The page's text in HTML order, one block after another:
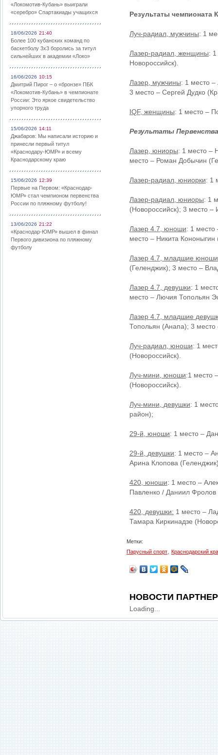
«Локомотив-Кубань» выиграли
«серебро» Спартакиады учащихся
18/06/2026 21:40
Более 100 кубанских команд по
баскетболу 3х3 боролись за титул
сильнейших в академии «Локо»
16/06/2026 10:15
Дмитрий Пирог – о «бронзе» ПБК
«Локомотив-Кубань» в чемпионате
России: Это яркое свидетельство
упорного труда
15/06/2026 14:11
Джабаров: Мы написали историю и
принесли первый титул
«Краснодару-ЮМР» и всему
Краснодарскому краю
15/06/2026 12:39
Первые на Первом: «Краснодар-
ЮМР» стал чемпионом первенства
России по пляжному футболу!
13/06/2026 21:22
«Краснодар-ЮМР» вышел в финал
Первого дивизиона по пляжному
футболу
Результаты чемпионата
Луч-радиал, мужчины: 1
Лазер-радиал, женщины:
Новороссийск).
Лазер, мужчины: 1 место –
3 место – Сергей Дудко
IQF, женщины: 1 место –
Результаты
Лазер, юниоры: 1 место –
место – Роман Добычин
Лазер-радиал, юниорки: 1
Лазер-радиал, юниоры: 1
(Новороссийск); 3 место –
Лазер 4.7, юноши: 1 место
место – Никита Кононыгин
Лазер 4.7, младшие юноши
(Геленджик); 3 место –
Лазер 4.7, девушки: 1
место – Лючия Топольян
Лазер 4.7, младшие
Топольян (Анапа); 3
Луч-радиал, юноши: 1
(Новороссийск).
Луч-мини, юноши:1 место
(Новороссийск).
Луч-мини, девушки: 1
район);
29-й, юноши: 1 место –
29-й, девушки: 1 место –
Арина Клопова
420, юноши: 1 место –
Павленко / Даниил
420, девушки: 1 место –
Тамара Киркинадзе
Метки:
Парусный спорт
Краснодарский
НОВОСТИ
Loading...